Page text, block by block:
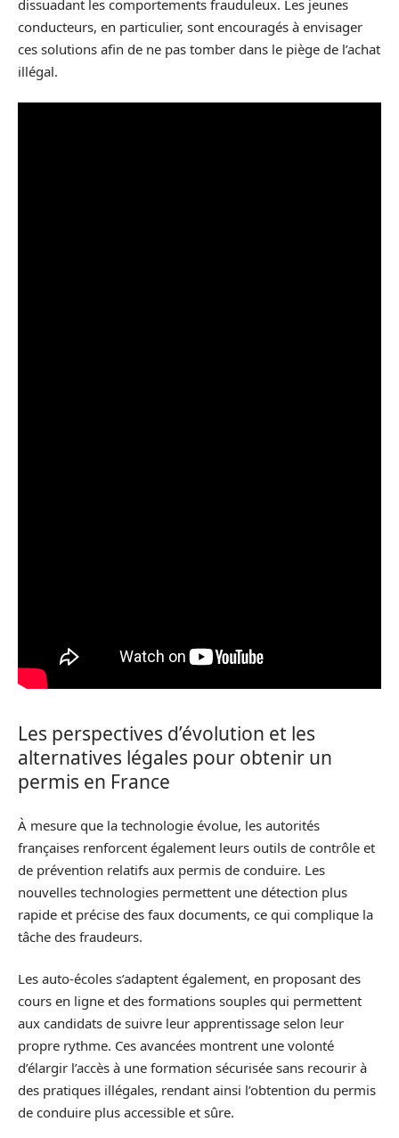
dissuadant les comportements frauduleux. Les jeunes
conducteurs, en particulier, sont encouragés à envisager
ces solutions afin de ne pas tomber dans le piège de l’achat
illégal.
Les perspectives d’évolution et les
alternatives légales pour obtenir un
permis en France
À mesure que la technologie évolue, les autorités
françaises renforcent également leurs outils de contrôle et
de prévention relatifs aux permis de conduire. Les
nouvelles technologies permettent une détection plus
rapide et précise des faux documents, ce qui complique la
tâche des fraudeurs.
Les auto-écoles s’adaptent également, en proposant des
cours en ligne et des formations souples qui permettent
aux candidats de suivre leur apprentissage selon leur
propre rythme. Ces avancées montrent une volonté
d’élargir l’accès à une formation sécurisée sans recourir à
des pratiques illégales, rendant ainsi l’obtention du permis
de conduire plus accessible et sûre.